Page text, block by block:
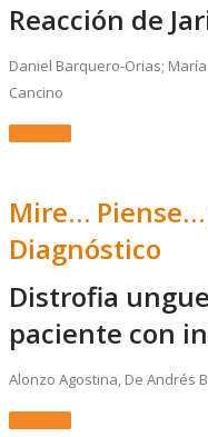
Reacción de
Daniel Barquero-Orias;
Cancino
Mire… Piense…
Diagnóstico
Distrofia
paciente con
Alonzo Agostina, De Andrés